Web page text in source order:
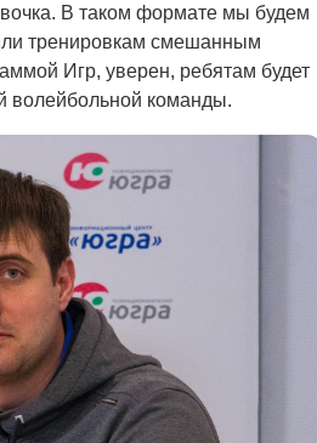
В таком формате мы будем
тренировкам смешанным
Игр, уверен, ребятам будет
волейбольной команды.